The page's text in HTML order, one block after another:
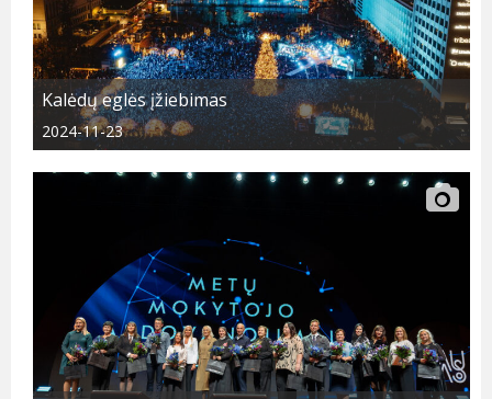
Kalėdų eglės įžiebimas
2024-11-23